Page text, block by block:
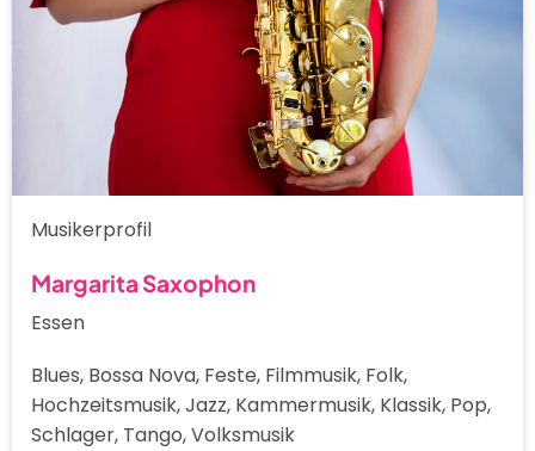
Musikerprofil
Margarita Saxophon
Essen
Blues, Bossa Nova, Feste, Filmmusik, Folk,
Hochzeitsmusik, Jazz, Kammermusik, Klassik, Pop,
Schlager, Tango, Volksmusik